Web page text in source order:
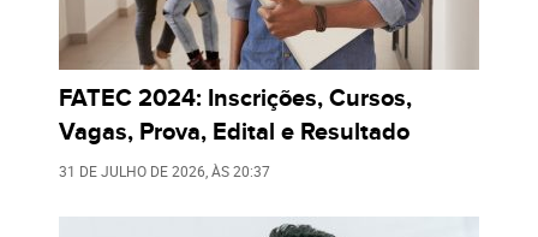
FATEC 2024: Inscrições, Cursos,
Vagas, Prova, Edital e Resultado
31 DE JULHO DE 2026 , ÀS20:37